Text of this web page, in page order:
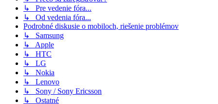
↳ Pre vedenie fóra...
↳ Od vedenia fóra...
Podrobné diskusie o mobiloch, riešenie problémov
↳ Samsung
↳ Apple
↳ HTC
↳ LG
↳ Nokia
↳ Lenovo
↳ Sony / Sony Ericsson
↳ Ostatné